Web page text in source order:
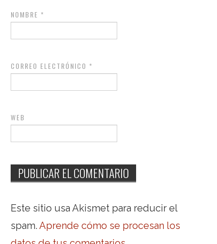
NOMBRE *
CORREO ELECTRÓNICO *
WEB
Este sitio usa Akismet para reducir el
spam.Aprende cómo se procesan los